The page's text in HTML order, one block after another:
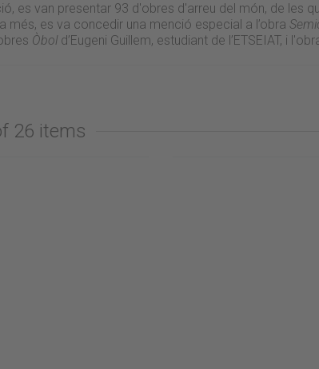
es van presentar 93 d'obres d'arreu del món, de les
més, es va concedir una menció especial a l’obra
Òbol d’Eugeni Guillem, estudiant de l’ETSEIAT, i
26 items